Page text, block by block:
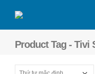
Product Tag - Tivi